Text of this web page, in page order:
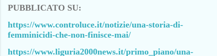
PUBBLICATO SU:
https://www.controluce.it/notizie/una-storia-di-
femminicidi-che-non-finisce-mai/
https://www.liguria2000news.it/primo_piano/una-